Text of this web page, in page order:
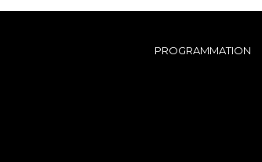
PROGRAMMATION